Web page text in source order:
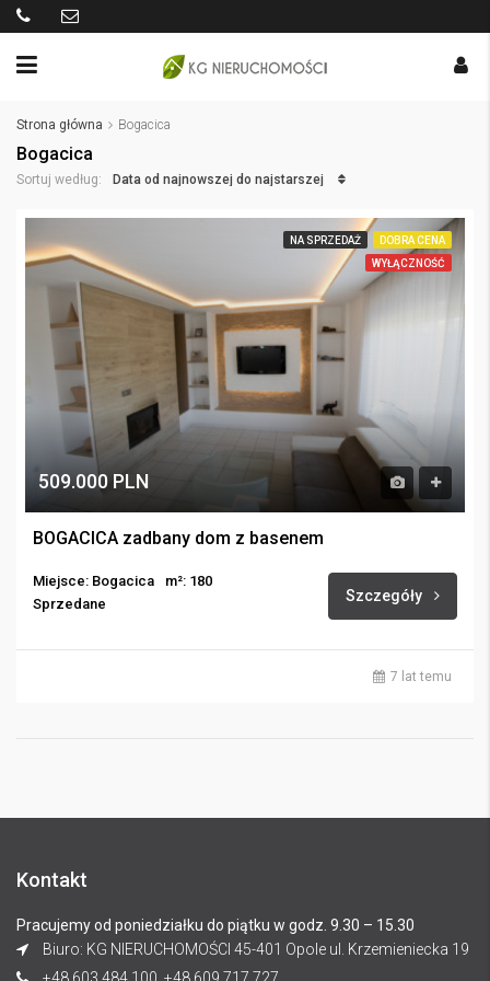
Strona główna Bogacica
Bogacica
Sortuj według: Data od najnowszej do najstarszej
NA SPRZEDAŻ
DOBRA CENA
WYŁĄCZNOŚĆ
509.000 PLN
BOGACICA zadbany dom z basenem
Miejsce: Bogacica
m²: 180
Sprzedane
Szczegóły
7 lat temu
Kontakt
Pracujemy od poniedziałku do piątku w godz. 9.30 – 15.30
Biuro: KG NIERUCHOMOŚCI 45-401 Opole ul. Krzemieniecka 19